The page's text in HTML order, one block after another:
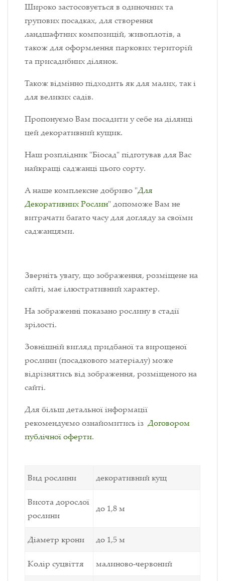
Широко застосовується в одиночних та
групових посадках, для створення
ландшафтних композицій, живоплотів, а
також для оформлення паркових територій
та присадибних ділянок.
Також відмінно підходить як для малих, так і
для великих садів.
Пропонуємо Вам посадити у себе на ділянці
цей декоративний кущик.
Наш розплідник "Біосад" підготував для Вас
найкращі саджанці цього сорту.
А наше комплексне добриво "Для
Декоративних Рослин" допоможе Вам не
витрачати багато часу для догляду за своїми
саджанцями.
Зверніть увагу, що зображення, розміщене на
сайті, має ілюстративний характер.
На зображенні показано рослину в стадії
зрілості.
Зовнішній вигляд придбаної та вирощеної
рослини (посадкового матеріалу) може
відрізнятись від зображення, розміщеного на
сайті.
Для більш детальної інформації
рекомендуємо ознайомитись із Договором
публічної оферти.
Вид рослини декоративний кущ
Висота дорослої
рослини
до 1,8 м
Діаметр крони до 1,5 м
Колір суцвіття малиново-червоний